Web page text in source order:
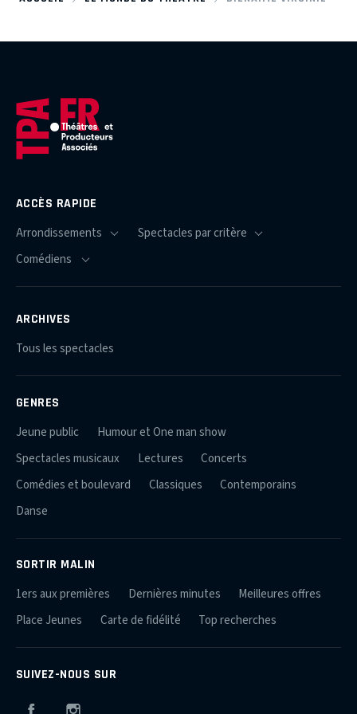
ACCÈS RAPIDE
ARCHIVES
Tous les spectacles
GENRES
Jeune public
Humour et One man show
Spectacles musicaux
Lectures
Concerts
Comédies et boulevard
Classiques
Contemporains
Danse
SORTIR MALIN
1ers aux premières Dernières minutes
Meilleures offres
Place Jeunes
Carte de fidélité Top recherches
SUIVEZ-NOUS SUR
Facebook